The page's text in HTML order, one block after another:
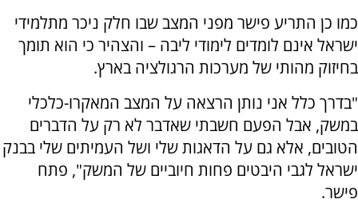
כמו כן התריע פישר מפני המצב שבו חלק ניכר מתלמידי
ישראל אינם לומדים לימודי ליבה – והצהיר כי הוא תומך
בחיזוק מהותי של מערכות הרגולציה בארץ.
"בדרך כלל אני נותן הרצאה על המצב המאקרו-כלכלי
במשק, אבל הפעם חשבתי שאדבר לא רק על הדברים
הטובים, אלא גם על הדאגות שלי ושל העמיתים שלי בבנק
ישראל לגבי היבטים פחות חיוביים של המשק", פתח
פישר.